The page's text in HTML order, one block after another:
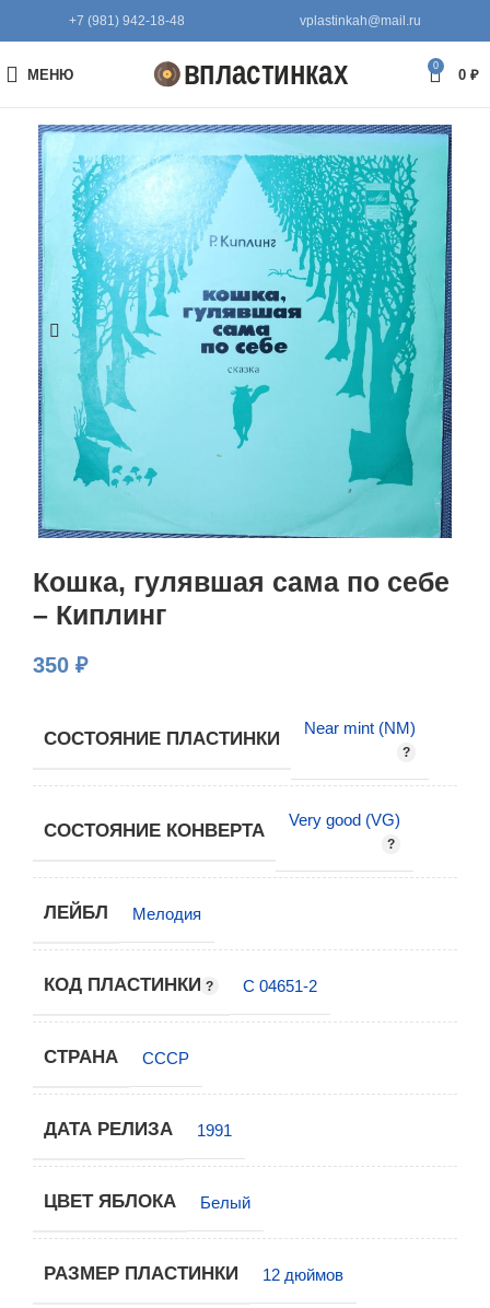
+7 (981) 942-18-48 vplastinkah@mail.ru
МЕНЮ
0
0 ₽
Кошка, гулявшая сама по себе
– Киплинг
350 ₽
СОСТОЯНИЕ ПЛАСТИНКИ
Near mint (NM)
СОСТОЯНИЕ КОНВЕРТА
Very good (VG)
ЛЕЙБЛ Мелодия
КОД ПЛАСТИНКИ С 04651-2
СТРАНА СССР
ДАТА РЕЛИЗА 1991
ЦВЕТ ЯБЛОКА Белый
РАЗМЕР ПЛАСТИНКИ 12 дюймов